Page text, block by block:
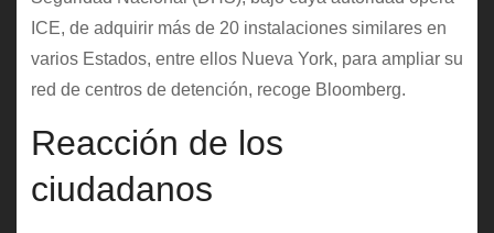
ICE, de adquirir más de 20 instalaciones similares en
varios Estados, entre ellos Nueva York, para ampliar su
red de centros de detención, recoge Bloomberg.
Reacción de los
ciudadanos